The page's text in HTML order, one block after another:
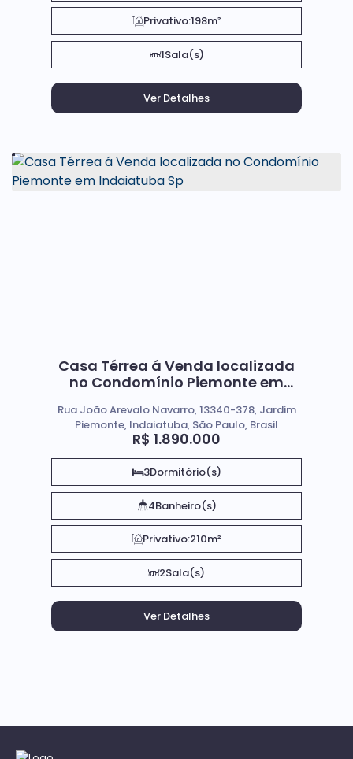
Privativo:198m²
1Sala(s)
Casa Térrea á Venda localizada
no Condomínio Piemonte em
R$ 1.890.000
Rua João Arevalo Navarro, 13340-378, Jardim
Piemonte, Indaiatuba, São Paulo, Brasil
3Dormitório(s)
4Banheiro(s)
Privativo:210m²
2Sala(s)